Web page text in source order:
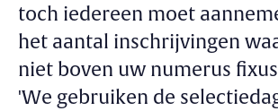
toch iedereen moet
het aantal inschrijvingen
niet boven uw numerus
'We gebruiken de